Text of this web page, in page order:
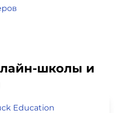
школы и
Education